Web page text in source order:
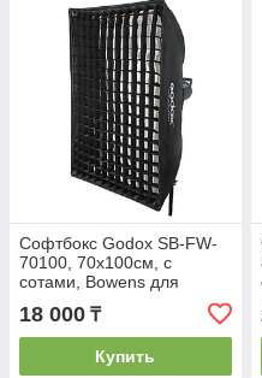
Софтбокс Godox SB-FW-
70100, 70х100см, с
сотами, Bowens для
студийных вспышек
18 000 ₸
Купить